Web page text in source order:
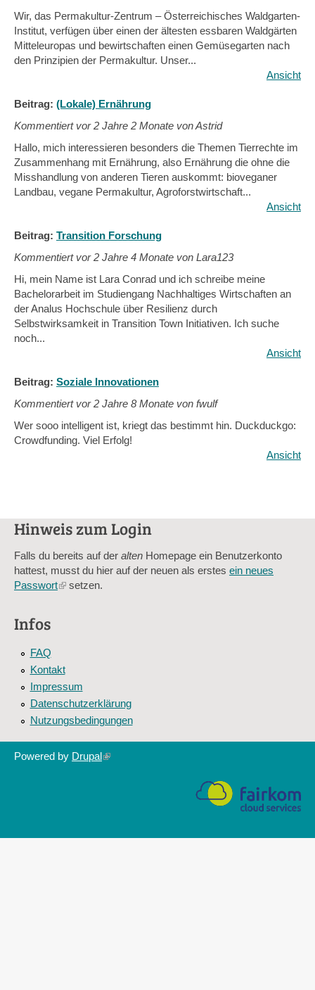
Wir, das Permakultur-Zentrum – Österreichisches Waldgarten-
Institut, verfügen über einen der ältesten essbaren Waldgärten
Mitteleuropas und bewirtschaften einen Gemüsegarten nach
den Prinzipien der Permakultur. Unser...
Ansicht
Beitrag: (Lokale) Ernährung
Kommentiert vor2 Jahre 2 Monate von Astrid
Hallo, mich interessieren besonders die Themen Tierrechte im
Zusammenhang mit Ernährung, also Ernährung die ohne die
Misshandlung von anderen Tieren auskommt: bioveganer
Landbau, vegane Permakultur, Agroforstwirtschaft...
Ansicht
Beitrag: Transition Forschung
Kommentiert vor2 Jahre 4 Monate von Lara123
Hi, mein Name ist Lara Conrad und ich schreibe meine
Bachelorarbeit im Studiengang Nachhaltiges Wirtschaften an
der Analus Hochschule über Resilienz durch
Selbstwirksamkeit in Transition Town Initiativen. Ich suche
noch...
Ansicht
Beitrag: Soziale Innovationen
Kommentiert vor2 Jahre 8 Monate von fwulf
Wer sooo intelligent ist, kriegt das bestimmt hin. Duckduckgo:
Crowdfunding. Viel Erfolg!
Ansicht
Hinweis zum Login
Falls du bereits auf der alten Homepage ein Benutzerkonto
hattest, musst du hier auf der neuen als erstes ein neues
Passwort(linksetzen.
Infos
FAQ
Kontakt
Impressum
Datenschutzerklärung
Nutzungsbedingungen
Powered by Drupal(link